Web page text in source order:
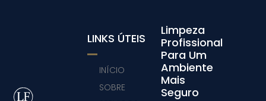
Limpeza
Profissional
Para Um
Ambiente
Mais
Seguro
LINKS ÚTEIS
INÍCIO
SOBRE